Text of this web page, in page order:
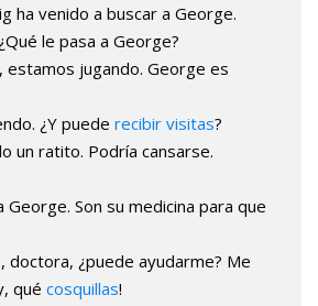
ha venido a buscar a George.
le pasa a George?
estamos jugando. George es
¿Y puede recibir visitas?
un ratito. Podría cansarse.
George. Son su medicina para que
doctora, ¿puede ayudarme? Me
qué cosquillas!